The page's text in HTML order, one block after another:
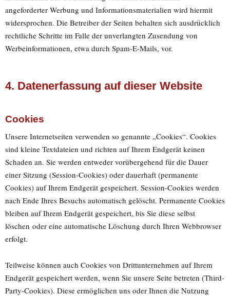
angeforderter Werbung und Informationsmaterialien wird hiermit
widersprochen. Die Betreiber der Seiten behalten sich ausdrücklich
rechtliche Schritte im Falle der unverlangten Zusendung von
Werbeinformationen, etwa durch Spam-E-Mails, vor.
4. Datenerfassung auf dieser Website
Cookies
Unsere Internetseiten verwenden so genannte „Cookies“. Cookies
sind kleine Textdateien und richten auf Ihrem Endgerät keinen
Schaden an. Sie werden entweder vorübergehend für die Dauer
einer Sitzung (Session-Cookies) oder dauerhaft (permanente
Cookies) auf Ihrem Endgerät gespeichert. Session-Cookies werden
nach Ende Ihres Besuchs automatisch gelöscht. Permanente Cookies
bleiben auf Ihrem Endgerät gespeichert, bis Sie diese selbst
löschen oder eine automatische Löschung durch Ihren Webbrowser
erfolgt.
Teilweise können auch Cookies von Drittunternehmen auf Ihrem
Endgerät gespeichert werden, wenn Sie unsere Seite betreten (Third-
Party-Cookies). Diese ermöglichen uns oder Ihnen die Nutzung